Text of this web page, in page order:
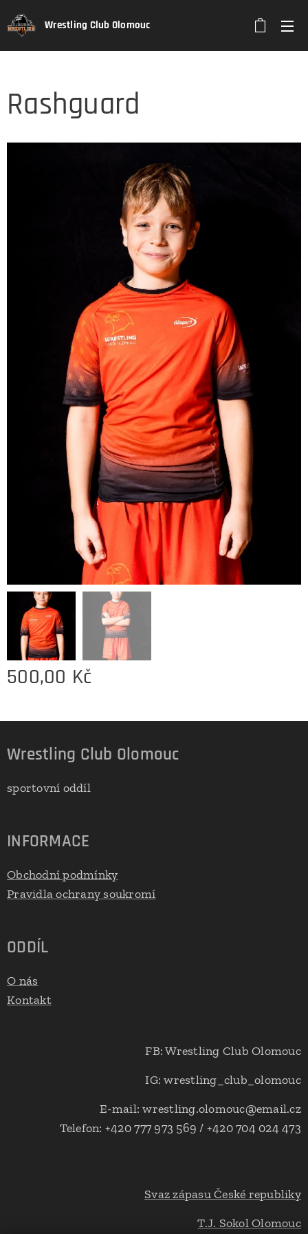
Wrestling Club Olomouc
Rashguard
500,00 Kč
Wrestling Club Olomouc
sportovní oddíl
INFORMACE
Obchodní podmínky
Pravidla ochrany soukromí
ODDÍL
O nás
Kontakt
FB: Wrestling Club Olomouc
IG: wrestling_club_olomouc
E-mail: wrestling.olomouc@email.cz
Telefon: +420 777 973 569 / +420 704 024 473
Svaz zápasu České republiky
T.J. Sokol Olomouc